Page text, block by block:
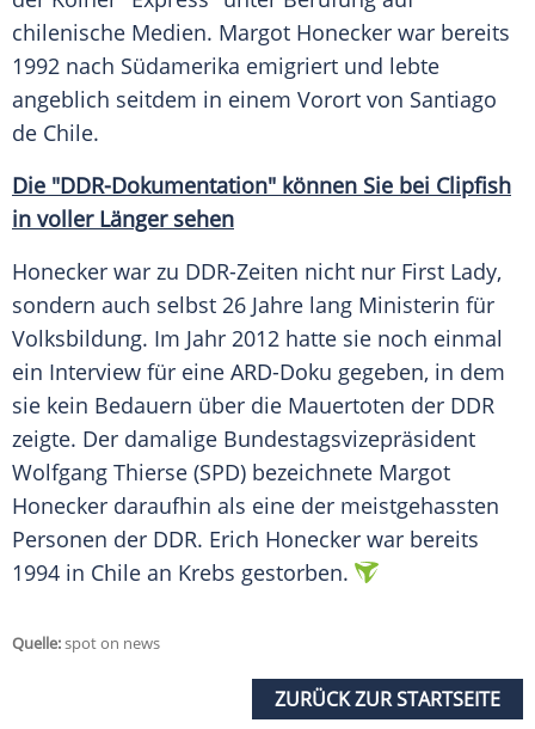
chilenische Medien. Margot Honecker war bereits
1992 nach Südamerika emigriert und lebte
angeblich seitdem in einem Vorort von Santiago
de Chile.
Die "DDR-Dokumentation" können Sie bei Clipfish
in voller Länger sehen
Honecker war zu DDR-Zeiten nicht nur First Lady,
sondern auch selbst 26 Jahre lang Ministerin für
Volksbildung. Im Jahr 2012 hatte sie noch einmal
ein Interview für eine ARD-Doku gegeben, in dem
sie kein Bedauern über die Mauertoten der DDR
zeigte. Der damalige Bundestagsvizepräsident
Wolfgang Thierse (SPD) bezeichnete Margot
Honecker daraufhin als eine der meistgehassten
Personen der DDR. Erich Honecker war bereits
1994 in Chile an Krebs gestorben.
Quelle:spot on news
ZURÜCK ZUR STARTSEITE